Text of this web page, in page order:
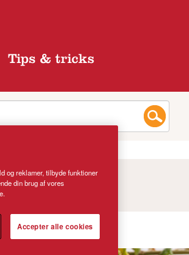
Tips & tricks
og reklamer, tilbyde funktioner
din brug af vores
Accepter alle cookies